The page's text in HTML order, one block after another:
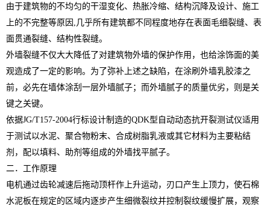
由于建筑物的不均匀的干湿变化、热胀冷缩、结构沉降及设计、施工
上的不完整等原因,几乎所有建筑都不同程度地存在表面毛细裂缝、表
面贯通裂缝、结构性裂缝。
外墙裂缝不仅大大降低了对建筑物外墙的保护作用，也给涂饰面的美
观造成了一定的影响。为了弥补上述之缺陷，在涂刷外墙乳胶漆之
前，必先在墙体涂刮一层外墙腻子；而外墙腻子的质量优劣，则是关
键之关键。
依据JG/T157-2004行标设计制造的QDK型自动动态抗开裂测试仪适用
于测试以水泥、聚合物粉末、合成树脂乳液或其它材料为主要粘结
剂，配以填料、助剂等组成的外墙找平腻子。
二．工作原理
电机通过齿轮减速后拖动顶杆作上升运动，刃口产生上顶力，使石棉
水泥板在规定的区域内逐步产生细微裂纹并控制裂纹缓慢扩展，观察